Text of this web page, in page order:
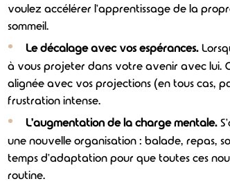
voulez accélérer l'apprentissage de la
sommeil.
Le décalage avec vos espérances.
à vous projeter dans votre avenir avec lui.
alignée avec vos projections (en tous cas,
frustration intense.
L'augmentation de la charge mentale.
une nouvelle organisation : balade, repas,
temps d'adaptation pour que toutes ces
routine.